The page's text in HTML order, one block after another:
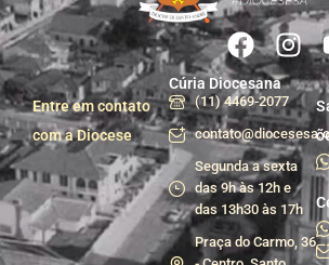
Entre em contato
com a Diocese
Cúria Diocesana
(11) 4469-2077
Segunda a sexta
das 9h às 12h e
das 13h30 às 17h
Praça do Carmo, 36